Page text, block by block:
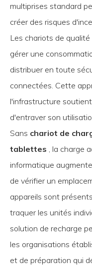
multiprises standard
créer des risques
Les chariots de
gérer une
distribuer en toute
connectées. Cette
l'infrastructure
d'entraver son
Sans chariot de
tablettes
, la charge
informatique
de vérifier un
appareils sont
traquer les unités
solution de recharge
les organisations
et de préparation qui